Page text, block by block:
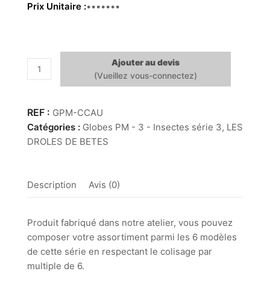
Prix Unitaire 44.00 €
quantité
de
PM
-
Chalcosoma
cm
Ajouter au devis
GPM-CCAU
Catégories : Globes PM - 3 - Insectes série 3, LES
DROLES DE BETES
Description Avis (0)
Produit fabriqué dans notre atelier, vous pouvez
composer votre assortiment parmi les 6 modèles
de cette série en respectant le colisage par
multiple de 6.